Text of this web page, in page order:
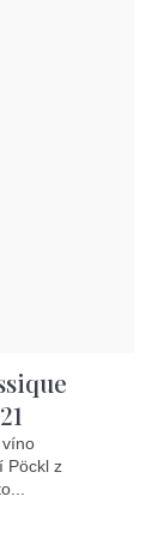
Pöckl z